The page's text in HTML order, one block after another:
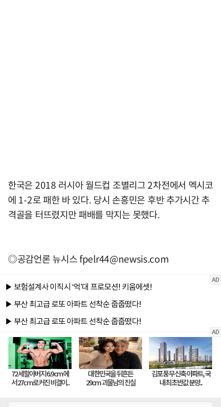
한국은 2018 러시아 월드컵 조별리그 2차전에서 멕시코
에 1-2로 패한 바 있다. 당시 손흥민은 후반 추가시간 추
격골을 터뜨렸지만 패배를 막지는 못했다.
◎공감언론 뉴시스fpelr44@newsis.com